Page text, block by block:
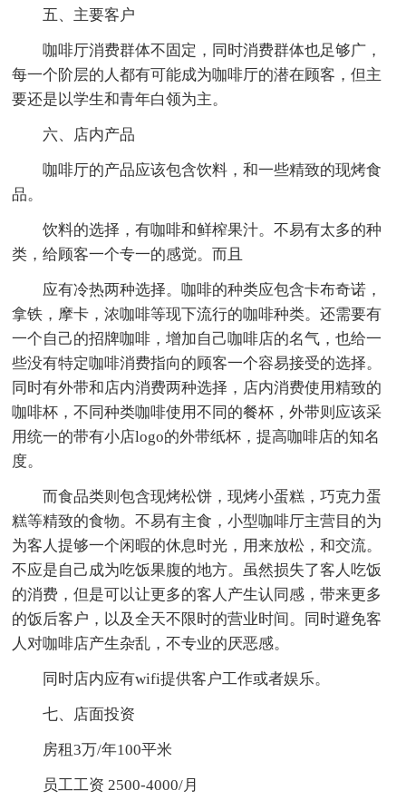
五、主要客户
咖啡厅消费群体不固定，同时消费群体也足够广，
每一个阶层的人都有可能成为咖啡厅的潜在顾客，但主
要还是以学生和青年白领为主。
六、店内产品
咖啡厅的产品应该包含饮料，和一些精致的现烤食
品。
饮料的选择，有咖啡和鲜榨果汁。不易有太多的种
类，给顾客一个专一的感觉。而且
应有冷热两种选择。咖啡的种类应包含卡布奇诺，
拿铁，摩卡，浓咖啡等现下流行的咖啡种类。还需要有
一个自己的招牌咖啡，增加自己咖啡店的名气，也给一
些没有特定咖啡消费指向的顾客一个容易接受的选择。
同时有外带和店内消费两种选择，店内消费使用精致的
咖啡杯，不同种类咖啡使用不同的餐杯，外带则应该采
用统一的带有小店logo的外带纸杯，提高咖啡店的知名
度。
而食品类则包含现烤松饼，现烤小蛋糕，巧克力蛋
糕等精致的食物。不易有主食，小型咖啡厅主营目的为
为客人提够一个闲暇的休息时光，用来放松，和交流。
不应是自己成为吃饭果腹的地方。虽然损失了客人吃饭
的消费，但是可以让更多的客人产生认同感，带来更多
的饭后客户，以及全天不限时的营业时间。同时避免客
人对咖啡店产生杂乱，不专业的厌恶感。
同时店内应有wifi提供客户工作或者娱乐。
七、店面投资
房租3万/年100平米
员工工资 2500-4000/月